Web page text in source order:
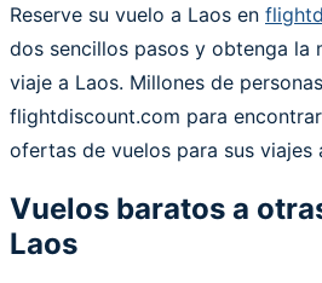
Reserve su vuelo a Laos en
dos sencillos pasos y obtenga la
viaje a Laos. Millones de
flightdiscount.com para
ofertas de vuelos para sus viajes
Vuelos baratos a
Laos